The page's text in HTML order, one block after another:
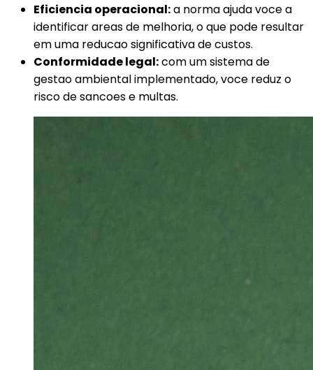
Eficiencia operacional:a norma ajuda voce a
identificar areas de melhoria, o que pode resultar
em uma reducao significativa de custos.
Conformidade legal:com um sistema de
gestao ambiental implementado, voce reduz o
risco de sancoes e multas.